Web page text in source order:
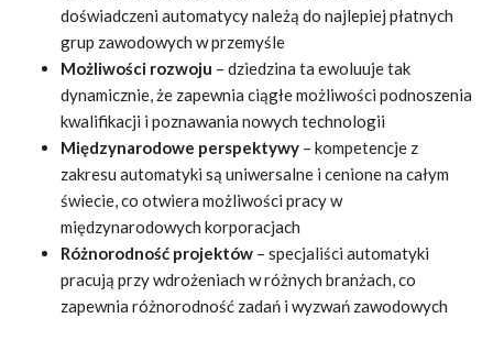
doświadczeni automatycy należą do najlepiej płatnych
grup zawodowych w przemyśle
Możliwości rozwoju – dziedzina ta ewoluuje tak
dynamicznie, że zapewnia ciągłe możliwości podnoszenia
kwalifikacji i poznawania nowych technologii
Międzynarodowe perspektywy – kompetencje z
zakresu automatyki są uniwersalne i cenione na całym
świecie, co otwiera możliwości pracy w
międzynarodowych korporacjach
Różnorodność projektów – specjaliści automatyki
pracują przy wdrożeniach w różnych branżach, co
zapewnia różnorodność zadań i wyzwań zawodowych